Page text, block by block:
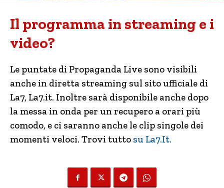
Il programma in streaming e i
video?
Le puntate di Propaganda Live sono visibili
anche in diretta streaming sul sito ufficiale di
La7, La7.it. Inoltre sarà disponibile anche dopo
la messa in onda per un recupero a orari più
comodo, e ci saranno anche le clip singole dei
momenti veloci. Trovi tutto su La7.It.